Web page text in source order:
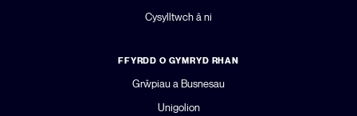
Cysylltwch â ni
FFYRDD O GYMRYD RHAN
Grŵpiau a Busnesau
Unigolion